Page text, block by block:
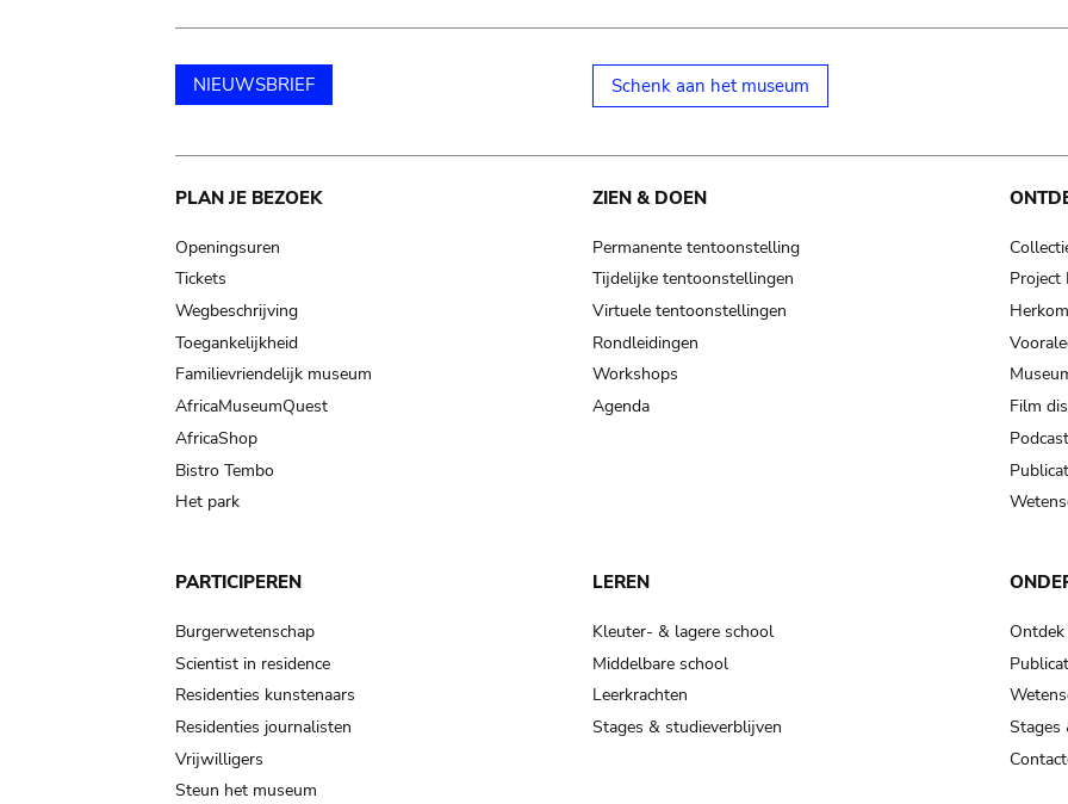
NIEUWSBRIEF Schenk aan het museum
Main
navigation
PLAN JE BEZOEK
Openingsuren
Tickets
Wegbeschrijving
Toegankelijkheid
Familievriendelijk museum
AfricaMuseumQuest
AfricaShop
Bistro Tembo
Het park
ZIEN & DOEN
Permanente tentoonstelling
Tijdelijke tentoonstellingen
Virtuele tentoonstellingen
Rondleidingen
Workshops
Agenda
Project
Film
PARTICIPEREN
Burgerwetenschap
Scientist in residence
Residenties kunstenaars
Residenties journalisten
Vrijwilligers
Steun het museum
LEREN
Kleuter- & lagere school
Middelbare school
Leerkrachten
Stages & studieverblijven
Stages